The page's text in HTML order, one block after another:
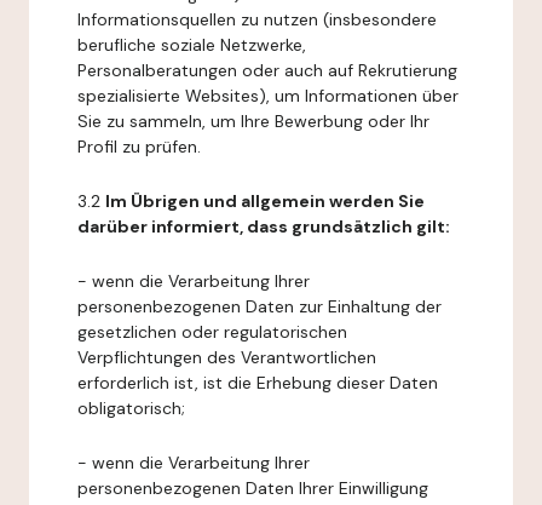
Informationsquellen zu nutzen (insbesondere
berufliche soziale Netzwerke,
Personalberatungen oder auch auf Rekrutierung
spezialisierte Websites), um Informationen über
Sie zu sammeln, um Ihre Bewerbung oder Ihr
Profil zu prüfen.
3.2 Im Übrigen und allgemein werden Sie
darüber informiert, dass grundsätzlich gilt:
- wenn die Verarbeitung Ihrer
personenbezogenen Daten zur Einhaltung der
gesetzlichen oder regulatorischen
Verpflichtungen des Verantwortlichen
erforderlich ist, ist die Erhebung dieser Daten
obligatorisch;
- wenn die Verarbeitung Ihrer
personenbezogenen Daten Ihrer Einwilligung